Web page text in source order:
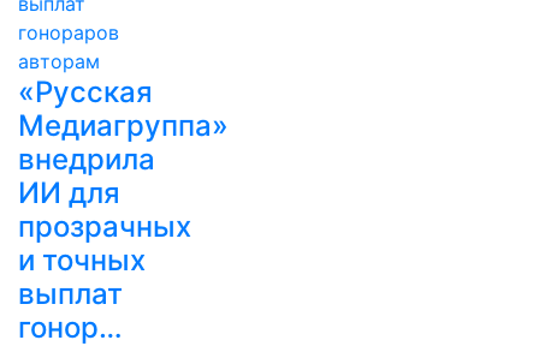
«Русская
Медиагруппа»
внедрила
ИИ для
прозрачных
и точных
выплат
гонор…